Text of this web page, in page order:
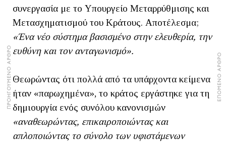
ΠΡΟΗΓΟΥΜΕΝΟ ΑΡΘΡΟ ΕΠΟΜΕΝΟ ΑΡΘΡΟ
συνεργασία με το Υπουργείο Μεταρρύθμισης και
Μετασχηματισμού του Κράτους. Αποτέλεσμα;
«Ένα νέο σύστημα βασισμένο στην ελευθερία, την
ευθύνη και τον ανταγωνισμό».
Θεωρώντας ότι πολλά από τα υπάρχοντα κείμενα
ήταν «παρωχημένα», το κράτος εργάστηκε για τη
δημιουργία ενός συνόλου κανονισμών
«αναθεωρώντας, επικαιροποιώντας και
απλοποιώντας το σύνολο των υφιστάμενων